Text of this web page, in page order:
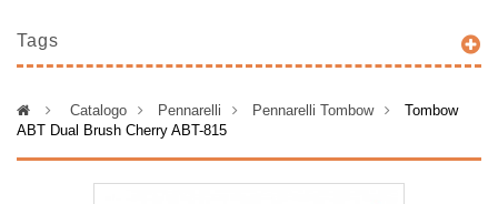
Tags
> Catalogo > Pennarelli > Pennarelli Tombow >
Tombow
ABT Dual Brush Cherry ABT-815